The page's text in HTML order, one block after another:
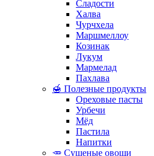
Сладости
Халва
Чурчхела
Маршмеллоу
Козинак
Лукум
Мармелад
Пахлава
🍯 Полезные продукты
Ореховые пасты
Урбечи
Мёд
Пастила
Напитки
🥕 Сушеные овощи